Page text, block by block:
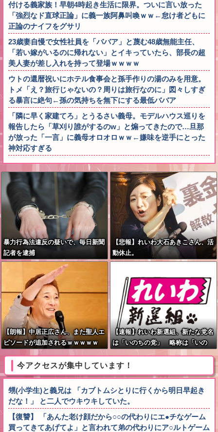
付ける義家族！早朝4時起き生活に限界。ついに言い放った
「強烈なド直球正論」に義一族阿鼻叫喚ｗｗ←怠け者どもに
正論のナイフをグサリ
23歳妻自慢で女性社員を「ババア」と蔑む48歳無能主任、
「若い嫁がいるのに帰れない」とイキっていたら、部長の超
美人妻が差し入れを持って登場ｗｗｗｗ
ウトの還暦祝いにホテル食事会と孫手作りの湯のみを用意。
トメ「え？旅行じゃないの？周りは旅行なのに」図々しすぎ
る暴言に絶句←孫の気持ちを無下にする最低ババア
「隣に早く家建てろ」とうるさい義母。モデルハウス巡りを
報告したら「草刈り誰がするのw」と煽ってきたので…旦那
が放った「一言」に義母オロオロｗｗ←嫌味を逆手にとった
神対応すぎる
暴力行為法違反の疑いで、毎日新聞
記者を逮捕
【悲報】れいわ大石あきこさん、活
動休止。
【朗報】中居正広さん、また聖人エ
ピソードが追加されるｗｗｗｗｗ
【速報】れいわ新選組、新たな党名
は「いのちの党」 略称は「いの
今アクセスが集中しています！
甥(小学生)と義兄は 「カブトムシとりに行くから明日早起き
だな！」 と二人でウキウキしていた。
【復讐】 「あんた老け顔だから○○の代わりにエ●チなゲーム
買ってきてあげてよ」と言われて弟の代わりにア○ルトゲーム